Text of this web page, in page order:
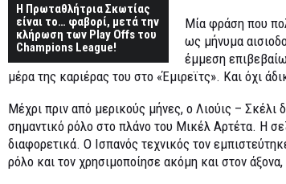
Η Πρωταθλήτρια Σκωτίας
είναι το… φαβορί, μετά την
κλήρωση των Play Offs του
Champions League!
Μία φράση που
ως μήνυμα
έμμεση
μέρα της καριέρας του στο «Έμιρεϊτς». Και όχι
Μέχρι πριν από μερικούς μήνες, ο Λιούις – Σκέλι
σημαντικό ρόλο στο πλάνο του Μικέλ Αρτέτα. Η
διαφορετικά. Ο Ισπανός τεχνικός τον
ρόλο και τον χρησιμοποίησε ακόμη και στον